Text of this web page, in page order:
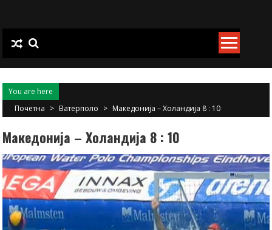
content
You are here
Почетна > Ватерполо > Македонија – Холандија 8 : 10
Македонија – Холандија 8 : 10